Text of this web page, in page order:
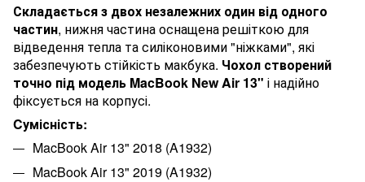
Складається з двох незалежних один від одного
частин, нижня частина оснащена решіткою для
відведення тепла та силіконовими "ніжками", які
забезпечують стійкість макбука. Чохол створений
точно під модель MacBook New Air 13" і надійно
фіксується на корпусі.
Cумісність:
MacBook Air 13" 2018 (A1932)
MacBook Air 13" 2019 (A1932)